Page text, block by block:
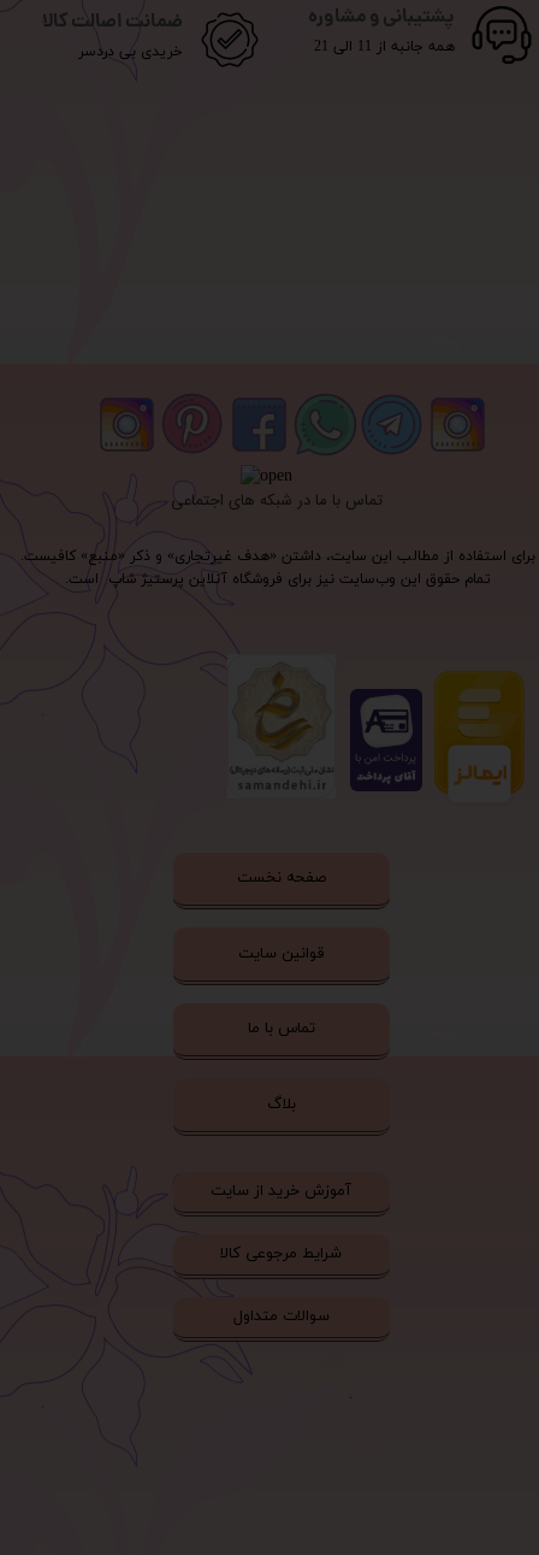
برای استفاده از مطالب این سایت، داشتن «هدف غیرتجاری» و ذکر «منبع» کافیست.
تمام حقوق اين وب‌سايت نیز برای فروشگاه آنلاین پرستیژ شاپ است.
پشتیبانی و مشاوره
همه جانبه از 11 الی 21
ضمانت اصالت کالا
خریدی بی دردسر
تماس با ما در شبکه های اجتماعی
صفحه نخست
قوانین سایت
تماس با ما
بلاگ
آموزش خرید از سایت
شرایط مرجوعی کالا
سوالات متداول